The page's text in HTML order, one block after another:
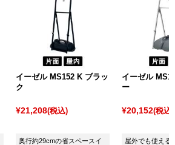
イーゼル MS152 K ブラッ
ク
¥21,208(税込)
奥行約29cmの省スペースイ
イーゼル
ー
¥20,152(税込)
屋外でも使える